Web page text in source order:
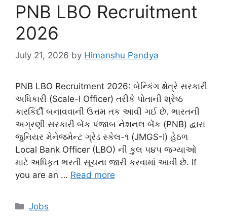
PNB LBO Recruitment
2026
July 21, 2026 by Himanshu Pandya
PNB LBO Recruitment 2026: બેન્કિંગ ક્ષેત્રે સરકારી
અધિકારી (Scale-I Officer) તરીકે પોતાની શ્રેષ્ઠ
કારકિર્દી બનાવવાની ઉત્તમ તક આવી ગઈ છે. ભારતની
અગ્રણી સરકારી બેંક પંજાબ નેશનલ બેંક (PNB) દ્વારા
જુનિયર મેનેજમેન્ટ ગ્રેડ સ્કેલ-૧ (JMGS-I) હેઠળ
Local Bank Officer (LBO) ની કુલ ૫૪૫ જગ્યાઓ
માટે અધિકૃત ભરતી સૂચના જારી કરવામાં આવી છે. If
you are an … Read more
Categories
Jobs